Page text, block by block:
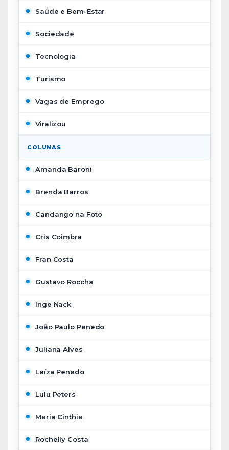
Saúde e Bem-Estar
Sociedade
Tecnologia
Turismo
Vagas de Emprego
Viralizou
COLUNAS
Amanda Baroni
Brenda Barros
Candango na Foto
Cris Coimbra
Fran Costa
Gustavo Roccha
Inge Nack
João Paulo Penedo
Juliana Alves
Leíza Penedo
Lulu Peters
Maria Cinthia
Rochelly Costa